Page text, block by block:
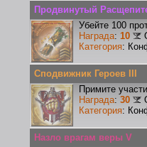
Продвинутый
Убейте 100
Награда: 10
Категория:
Сподвижник Героев III
Примите
Награда: 30
Категория:
Назло врагам веры V